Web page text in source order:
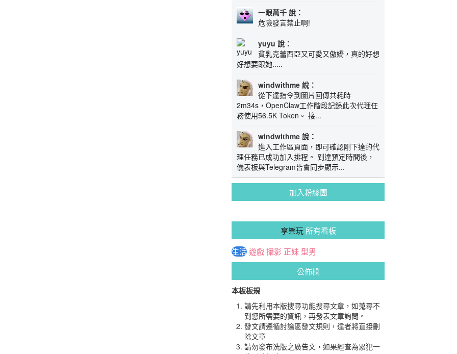
一眼萬千 說：
危險發言禁止啊!
yuyu 說：
貧乳克蕾西亞又可愛又傲嬌，真的好想
好想要跟她.....
windwithme 說：
從下達指令到圖片回傳共耗時
2m34s，OpenClaw工作階段記錄此次代理任
務使用56.5K Token。 接...
windwithme 說：
進入工作區頁面，即可確認剛下達的代
理任務已成功加入排程。 到達預定時間後，
儀表板與Telegram皆會同步顯示...
加入粉絲團
享樂玩所有看板
生活遊戲攝影 正妹 型男
公佈欄
本板板規
請先利用本版搜尋功能搜尋文章，如蒐尋不
到您所需要的資訊，再發表文章詢問。
發文請遵循討論區發文規則，違者將直接刪
除文章
請勿發布洗版之廣告文，如果經查為累犯一